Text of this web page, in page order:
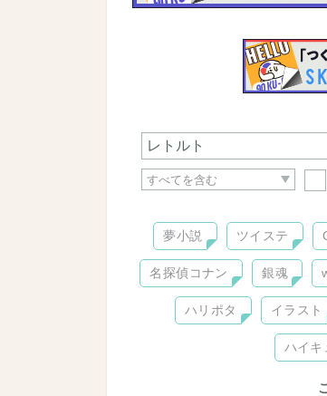
夢小説 ツイステ
名探偵コナン 銀魂
ハリポタ イラスト
ハイキ